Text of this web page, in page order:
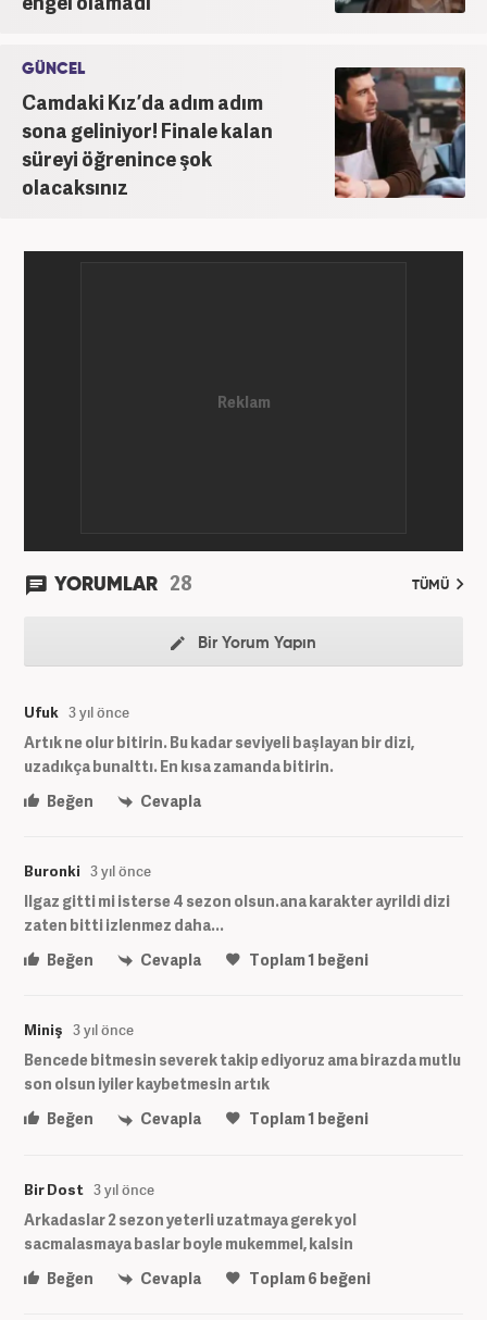
GÜNCEL
Camdaki Kız’da adım adım
sona geliniyor! Finale kalan
süreyi öğrenince şok
olacaksınız
YORUMLAR 28 TÜMÜ
Bir Yorum Yapın
Ufuk 3 yıl önce
Artık ne olur bitirin. Bu kadar seviyeli başlayan bir dizi,
uzadıkça bunalttı. En kısa zamanda bitirin.
Beğen
Cevapla
Buronki 3 yıl önce
Ilgaz gitti mi isterse 4 sezon olsun.ana karakter ayrildi dizi
zaten bitti izlenmez daha...
Beğen
Cevapla Toplam1 beğeni
Miniş 3 yıl önce
Bencede bitmesin severek takip ediyoruz ama birazda mutlu
son olsun iyiler kaybetmesin artık
Beğen
Cevapla Toplam1 beğeni
Bir Dost 3 yıl önce
Arkadaslar 2 sezon yeterli uzatmaya gerek yol
sacmalasmaya baslar boyle mukemmel, kalsin
Beğen
Cevapla Toplam6 beğeni